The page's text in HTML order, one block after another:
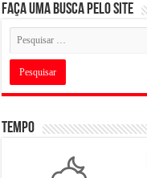
Faça uma busca pelo Site
Tempo